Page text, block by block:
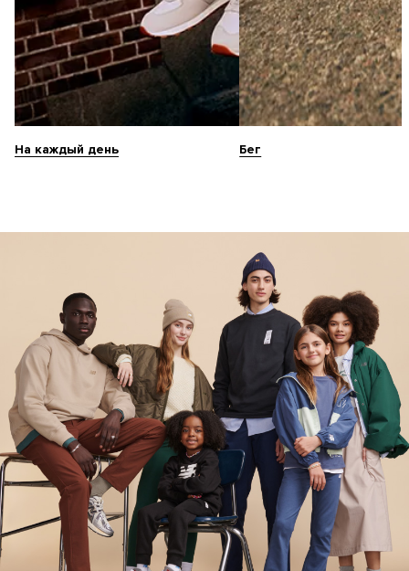
На каждый день Бег